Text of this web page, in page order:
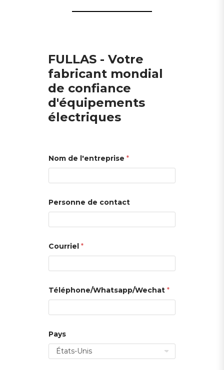
FULLAS - Votre
fabricant mondial
de confiance
d'équipements
électriques
Nom de l'entreprise *
Personne de contact
Courriel *
Téléphone/Whatsapp/Wechat *
Pays